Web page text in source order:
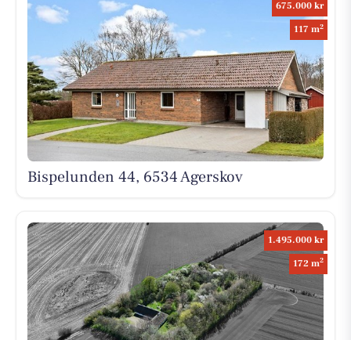
675.000 kr
117 m2
Bispelunden 44, 6534 Agerskov
1.495.000 kr
172 m2